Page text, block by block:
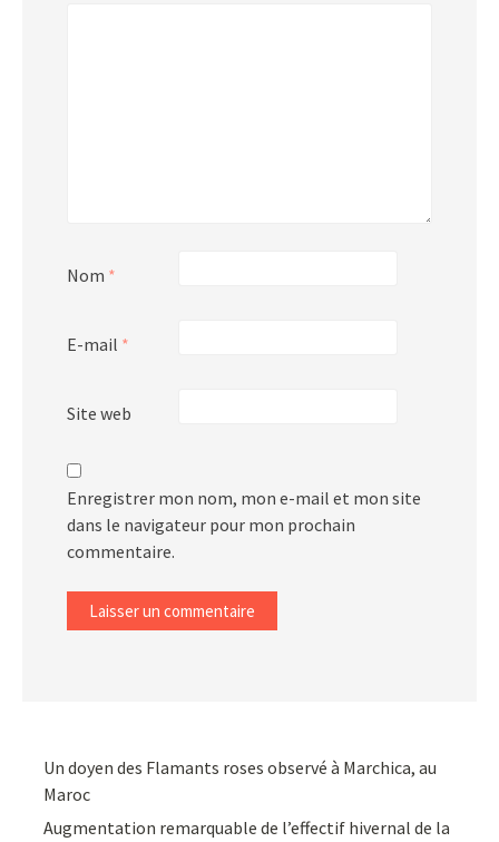
Nom *
E-mail *
Site web
Enregistrer mon nom, mon e-mail et mon site
dans le navigateur pour mon prochain
commentaire.
Un doyen des Flamants roses observé à Marchica, au
Maroc
Augmentation remarquable de l’effectif hivernal de la